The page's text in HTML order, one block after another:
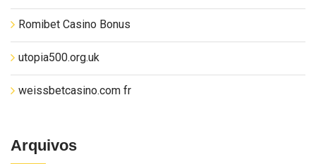
Romibet Casino Bonus
utopia500.org.uk
weissbetcasino.com fr
Arquivos